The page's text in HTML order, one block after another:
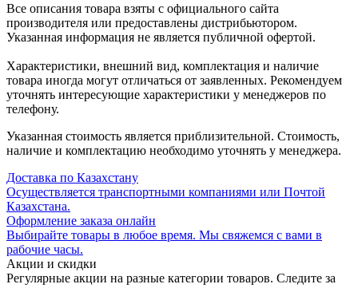
Все описания товара взяты с официального сайта
производителя или предоставлены дистрибьютором.
Указанная информация не является публичной офертой.
Характеристики, внешний вид, комплектация и наличие
товара иногда могут отличаться от заявленных. Рекомендуем
уточнять интересующие характеристики у менеджеров по
телефону.
Указанная стоимость является приблизительной. Стоимость,
наличие и комплектацию необходимо уточнять у менеджера.
Доставка по Казахстану
Осуществляется транспортными компаниями или Почтой
Казахстана.
Оформление заказа онлайн
Выбирайте товары в любое время. Мы свяжемся с вами в
рабочие часы.
Акции и скидки
Регулярные акции на разные категории товаров. Следите за